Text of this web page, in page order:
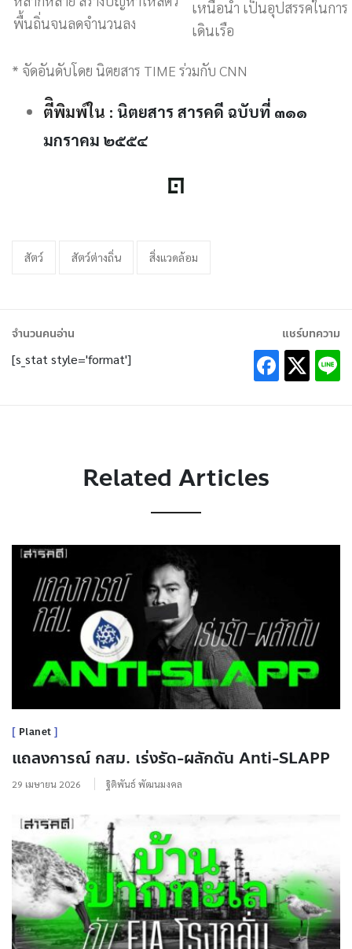
พื้นถิ่นจนลดจำนวนลง
เหนือน้ำ เป็นอุปสรรคในการ
เดินเรือ
* จัดอันดับโดย นิตยสาร TIME ร่วมกับ CNN
ตีิพิมพ์ใน : นิตยสาร สารคดี ฉบับที่ ๓๑๑
มกราคม ๒๕๕๔
สัตว์ สัตว์ต่างถิ่น สิ่งแวดล้อม
จำนวนคนอ่าน
[s_stat style='format']
แชร์บทความ
Related Articles
Planet
แถลงการณ์ กสม. เร่งรัด-ผลักดัน Anti-SLAPP
29 เมษายน 2026 ฐิติพันธ์ พัฒนมงคล